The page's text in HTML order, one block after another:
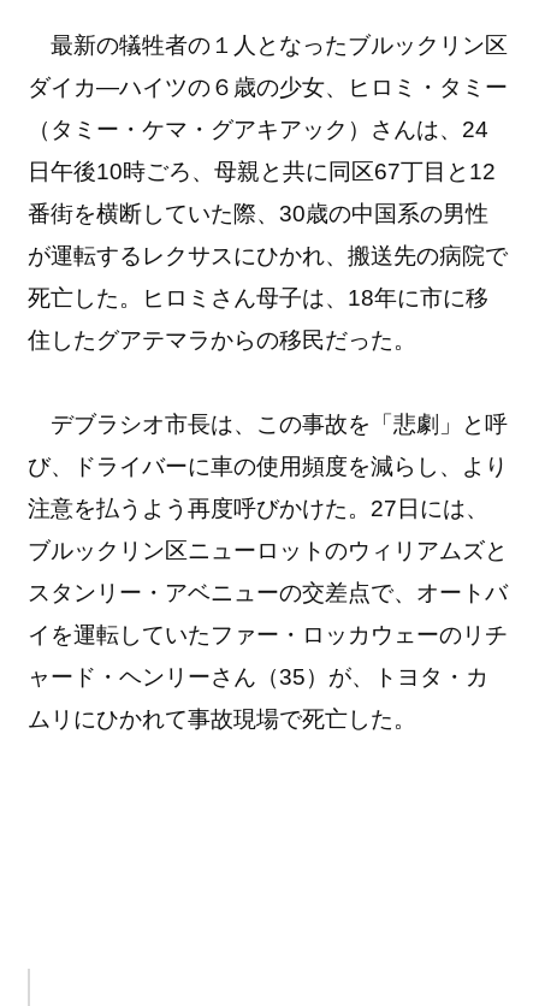
最新の犠牲者の１人となったブルックリン区
ダイカ―ハイツの６歳の少女、ヒロミ・タミー
（タミー・ケマ・グアキアック）さんは、24
日午後10時ごろ、母親と共に同区67丁目と12
番街を横断していた際、30歳の中国系の男性
が運転するレクサスにひかれ、搬送先の病院で
死亡した。ヒロミさん母子は、18年に市に移
住したグアテマラからの移民だった。
デブラシオ市長は、この事故を「悲劇」と呼
び、ドライバーに車の使用頻度を減らし、より
注意を払うよう再度呼びかけた。27日には、
ブルックリン区ニューロットのウィリアムズと
スタンリー・アベニューの交差点で、オートバ
イを運転していたファー・ロッカウェーのリチ
ャード・ヘンリーさん（35）が、トヨタ・カ
ムリにひかれて事故現場で死亡した。